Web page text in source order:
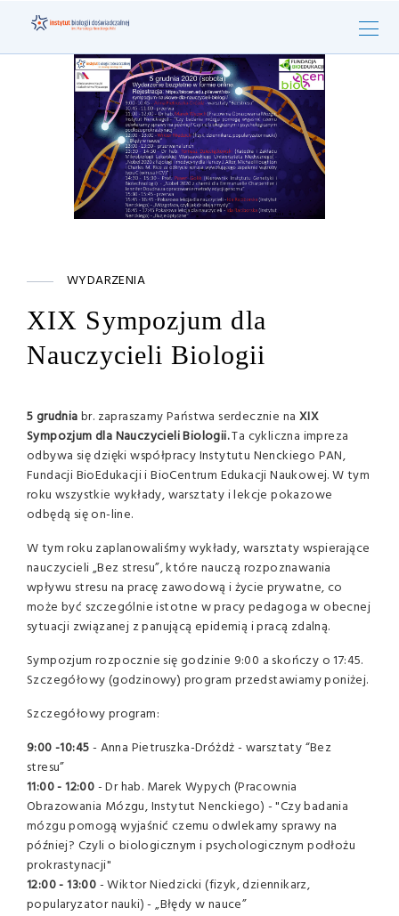
WYDARZENIA
XIX Sympozjum dla
Nauczycieli Biologii
5 grudniabr. zapraszamy Państwa serdecznie na XIX
Sympozjum dla Nauczycieli Biologii.Ta cykliczna impreza
odbywa się dzięki współpracy Instytutu Nenckiego PAN,
Fundacji BioEdukacji i BioCentrum Edukacji Naukowej. W tym
roku wszystkie wykłady, warsztaty i lekcje pokazowe
odbędą się on-line.
W tym roku zaplanowaliśmy wykłady, warsztaty wspierające
nauczycieli „Bez stresu”, które nauczą rozpoznawania
wpływu stresu na pracę zawodową i życie prywatne, co
może być szczególnie istotne w pracy pedagoga w obecnej
sytuacji związanej z panującą epidemią i pracą zdalną.
Sympozjum rozpocznie się godzinie 9:00 a skończy o 17:45.
Szczegółowy (godzinowy) program przedstawiamy poniżej.
Szczegółowy program:
9:00 -10:45- Anna Pietruszka-Dróżdż - warsztaty “Bez
stresu”
11:00 - 12:00- Dr hab. Marek Wypych (Pracownia
Obrazowania Mózgu, Instytut Nenckiego) - "Czy badania
mózgu pomogą wyjaśnić czemu odwlekamy sprawy na
później? Czyli o biologicznym i psychologicznym podłożu
prokrastynacji"
12:00 - 13:00- Wiktor Niedzicki (fizyk, dziennikarz,
popularyzator nauki) - „Błędy w nauce”